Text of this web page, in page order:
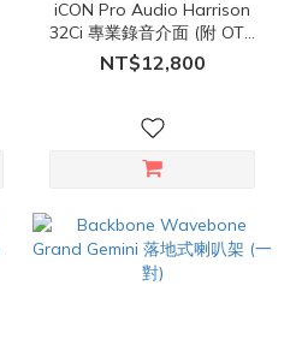
iCON Pro Audio Harrison
32Ci 專業錄音介面 (附 OTG
接口)
NT$12,800